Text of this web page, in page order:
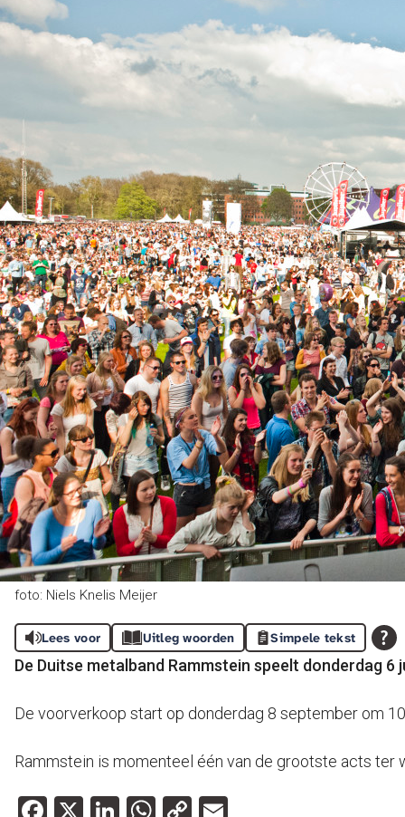
foto: Niels Knelis Meijer
Lees voor Uitleg woorden Simpele tekst
De Duitse metalband Rammstein speelt donderdag
De voorverkoop start op donderdag 8 september om
Rammstein is momenteel één van de grootste acts ter